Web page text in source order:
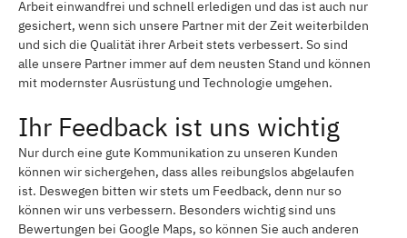
Arbeit einwandfrei und schnell erledigen und das ist auch nur
gesichert, wenn sich unsere Partner mit der Zeit weiterbilden
und sich die Qualität ihrer Arbeit stets verbessert. So sind
alle unsere Partner immer auf dem neusten Stand und können
mit modernster Ausrüstung und Technologie umgehen.
Ihr Feedback ist uns wichtig
Nur durch eine gute Kommunikation zu unseren Kunden
können wir sichergehen, dass alles reibungslos abgelaufen
ist. Deswegen bitten wir stets um Feedback, denn nur so
können wir uns verbessern. Besonders wichtig sind uns
Bewertungen bei Google Maps, so können Sie auch anderen